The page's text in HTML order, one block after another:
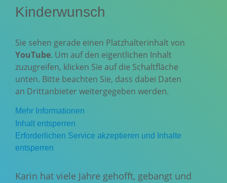
Kinderwunsch
Sie sehen gerade einen Platzhalterinhalt von
YouTube. Um auf den eigentlichen Inhalt
zuzugreifen, klicken Sie auf die Schaltfläche
unten. Bitte beachten Sie, dass dabei Daten
an Drittanbieter weitergegeben werden.
Mehr Informationen
Inhalt entsperren
Erforderlichen Service akzeptieren und Inhalte
entsperren
Karin hat viele Jahre gehofft, gebangt und